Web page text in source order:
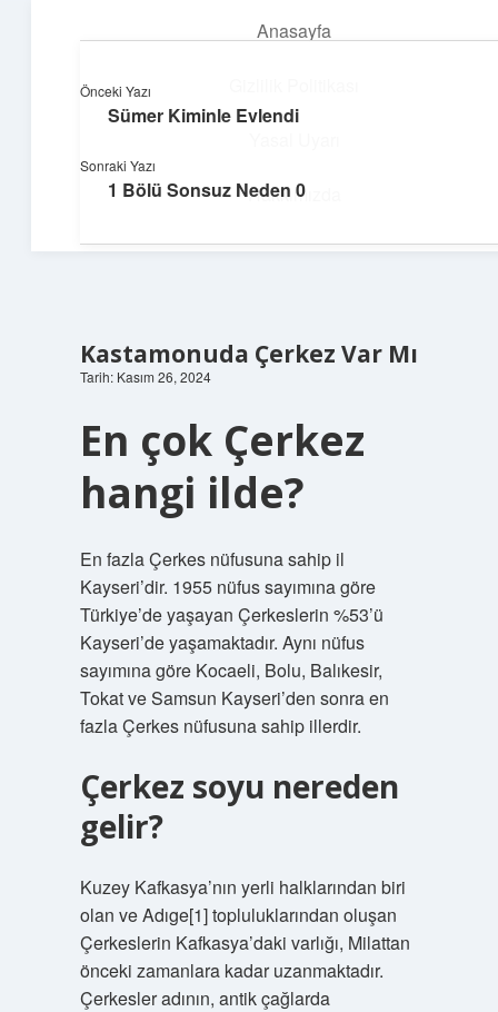
Anasayfa
Hakkımızda
Işıltılı önerilerle hayatını canlandır!
Kastamonuda Çerkez Var Mı
Tarih: Kasım 26, 2024
En çok Çerkez
hangi ilde?
En fazla Çerkes nüfusuna sahip il
Kayseri’dir. 1955 nüfus sayımına göre
Türkiye’de yaşayan Çerkeslerin %53’ü
Kayseri’de yaşamaktadır. Aynı nüfus
sayımına göre Kocaeli, Bolu, Balıkesir,
Tokat ve Samsun Kayseri’den sonra en
fazla Çerkes nüfusuna sahip illerdir.
Çerkez soyu nereden
gelir?
Kuzey Kafkasya’nın yerli halklarından biri
olan ve Adıge[1] topluluklarından oluşan
Çerkeslerin Kafkasya’daki varlığı, Milattan
önceki zamanlara kadar uzanmaktadır.
Çerkesler adının, antik çağlarda
Önceki Yazı
Sümer Kiminle Evlendi
Sonraki Yazı
1 Bölü Sonsuz Neden 0